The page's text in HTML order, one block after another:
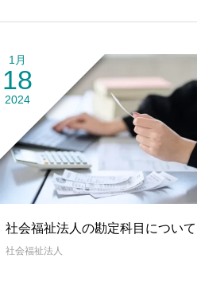
1月
18
2024
社会福祉法人の勘定科目について
社会福祉法人